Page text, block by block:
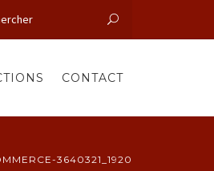
CONTACT
3640321_1920